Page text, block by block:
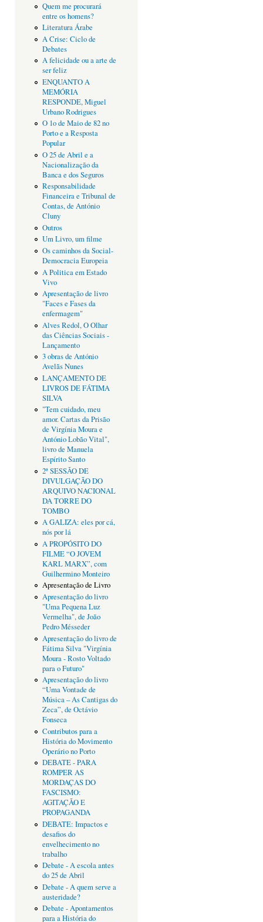
Quem me procurará
entre os homens?
Literatura Árabe
A Crise: Ciclo de
Debates
A felicidade ou a arte de
ser feliz
ENQUANTO A
MEMÓRIA
RESPONDE, Miguel
Urbano Rodrigues
O 1o de Maio de 82 no
Porto e a Resposta
Popular
O 25 de Abril e a
Nacionalização da
Banca e dos Seguros
Responsabilidade
Financeira e Tribunal de
Contas, de António
Cluny
Outros
Um Livro, um filme
Os caminhos da Social-
Democracia Europeia
A Politica em Estado
Vivo
Apresentação de livro
"Faces e Fases da
enfermagem"
Alves Redol, O Olhar
das Ciências Sociais -
Lançamento
3 obras de António
Avelãs Nunes
LANÇAMENTO DE
LIVROS DE FÁTIMA
SILVA
"Tem cuidado, meu
amor. Cartas da Prisão
de Virgínia Moura e
António Lobão Vital",
livro de Manuela
Espírito Santo
2ª SESSÃO DE
DIVULGAÇÃO DO
ARQUIVO NACIONAL
DA TORRE DO
TOMBO
A GALIZA: eles por cá,
nós por lá
A PROPÓSITO DO
FILME “O JOVEM
KARL MARX”, com
Guilhermino Monteiro
Apresentação de Livro
Apresentação do livro
"Uma Pequena Luz
Vermelha", de João
Pedro Mésseder
Apresentação do livro de
Fátima Silva "Virgínia
Moura - Rosto Voltado
para o Futuro"
Apresentação do livro
“Uma Vontade de
Música – As Cantigas do
Zeca”, de Octávio
Fonseca
Contributos para a
História do Movimento
Operário no Porto
DEBATE - PARA
ROMPER AS
MORDAÇAS DO
FASCISMO:
AGITAÇÃO E
PROPAGANDA
DEBATE: Impactos e
desafios do
envelhecimento no
trabalho
Debate - A escola antes
do 25 de Abril
Debate - A quem serve a
austeridade?
Debate - Apontamentos
para a História do